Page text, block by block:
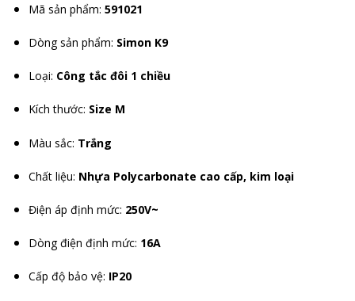
Mã sản phẩm: 591021
Dòng sản phẩm: Simon K9
Loại: Công tắc đôi 1 chiều
Kích thước: Size M
Màu sắc: Trắng
Chất liệu: Nhựa Polycarbonate cao cấp, kim loại
Điện áp định mức: 250V~
Dòng điện định mức: 16A
Cấp độ bảo vệ: IP20